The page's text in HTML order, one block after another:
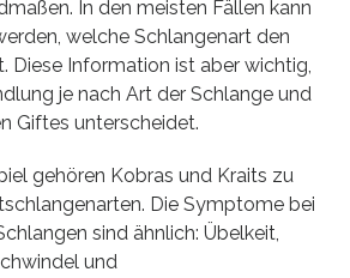
In den meisten Fällen kann
welche Schlangenart den
Diese Information ist aber wichtig,
je nach Art der Schlange und
Giftes unterscheidet.
gehören Kobras und Kraits zu
Die Symptome bei
sind ähnlich: Übelkeit,
und